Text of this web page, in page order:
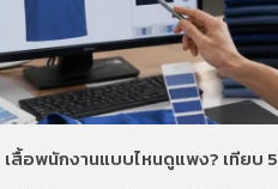
เสื้อพนักงานแบบไหนดูแพง? เทียบ 5